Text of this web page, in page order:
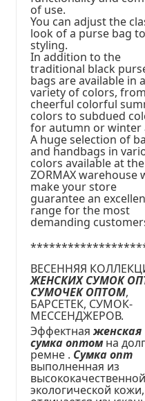
of use.
You can adjust the
look of a purse bag
styling.
In addition to the
traditional black
bags are available in a
variety of colors, from
cheerful colorful
colors to subdued
for autumn or winter
A huge selection of
and handbags in
colors available at the
ZORMAX warehouse
make your store
guarantee an
range for the most
demanding
ВЕСЕННЯЯ
ЖЕНСКИХ СУМОК
СУМОЧЕК ОПТОМ,
БАРСЕТЕК, СУМОК-
МЕССЕНДЖЕРОВ.
Эффектнаяженская
сумка оптомна
ремне . Сумка опт
выполненная из
высококачественной
экологической кожи,